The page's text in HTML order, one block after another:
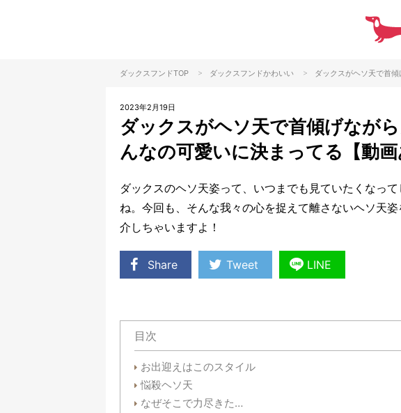
ダックスフンドTOP > ダックスフンドかわいい > ダックスがヘソ天で首
2023年2月19日
ダックスがヘソ天で首傾げなが
んなの可愛いに決まってる【動画
ダックスのヘソ天姿って、いつまでも見ていたくなっ
ね。今回も、そんな我々の心を捉えて離さないヘソ天
介しちゃいますよ！
Share Tweet LINE
目次
お出迎えはこのスタイル
悩殺ヘソ天
なぜそこで力尽きた…